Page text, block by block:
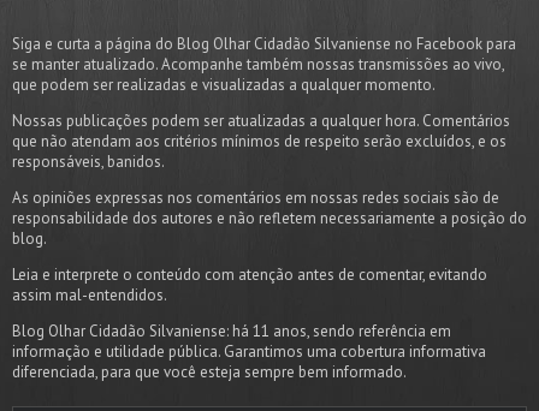
Siga e curta a página do Blog Olhar Cidadão Silvaniense no Facebook para
se manter atualizado. Acompanhe também nossas transmissões ao vivo,
que podem ser realizadas e visualizadas a qualquer momento.
Nossas publicações podem ser atualizadas a qualquer hora. Comentários
que não atendam aos critérios mínimos de respeito serão excluídos, e os
responsáveis, banidos.
As opiniões expressas nos comentários em nossas redes sociais são de
responsabilidade dos autores e não refletem necessariamente a posição do
blog.
Leia e interprete o conteúdo com atenção antes de comentar, evitando
assim mal-entendidos.
Blog Olhar Cidadão Silvaniense: há 11 anos, sendo referência em
informação e utilidade pública. Garantimos uma cobertura informativa
diferenciada, para que você esteja sempre bem informado.